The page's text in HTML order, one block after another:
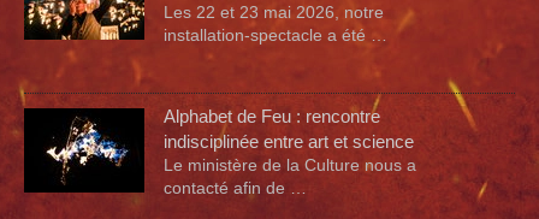
Les 22 et 23 mai 2026, notre
installation-spectacle a été …
Alphabet de Feu : rencontre
indisciplinée entre art et science
Le ministère de la Culture nous a
contacté afin de …